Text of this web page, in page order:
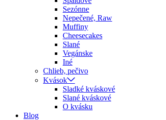
Sezónne
Nepečené, Raw
Muffiny
Cheesecakes
Slané
Vegánske
Iné
Chlieb, pečivo
Kvások
Sladké kváskové
Slané kváskové
O kvásku
Blog